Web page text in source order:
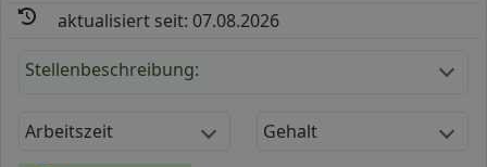
aktualisiert seit: 07.08.2026
Stellenbeschreibung:
Arbeitszeit Gehalt